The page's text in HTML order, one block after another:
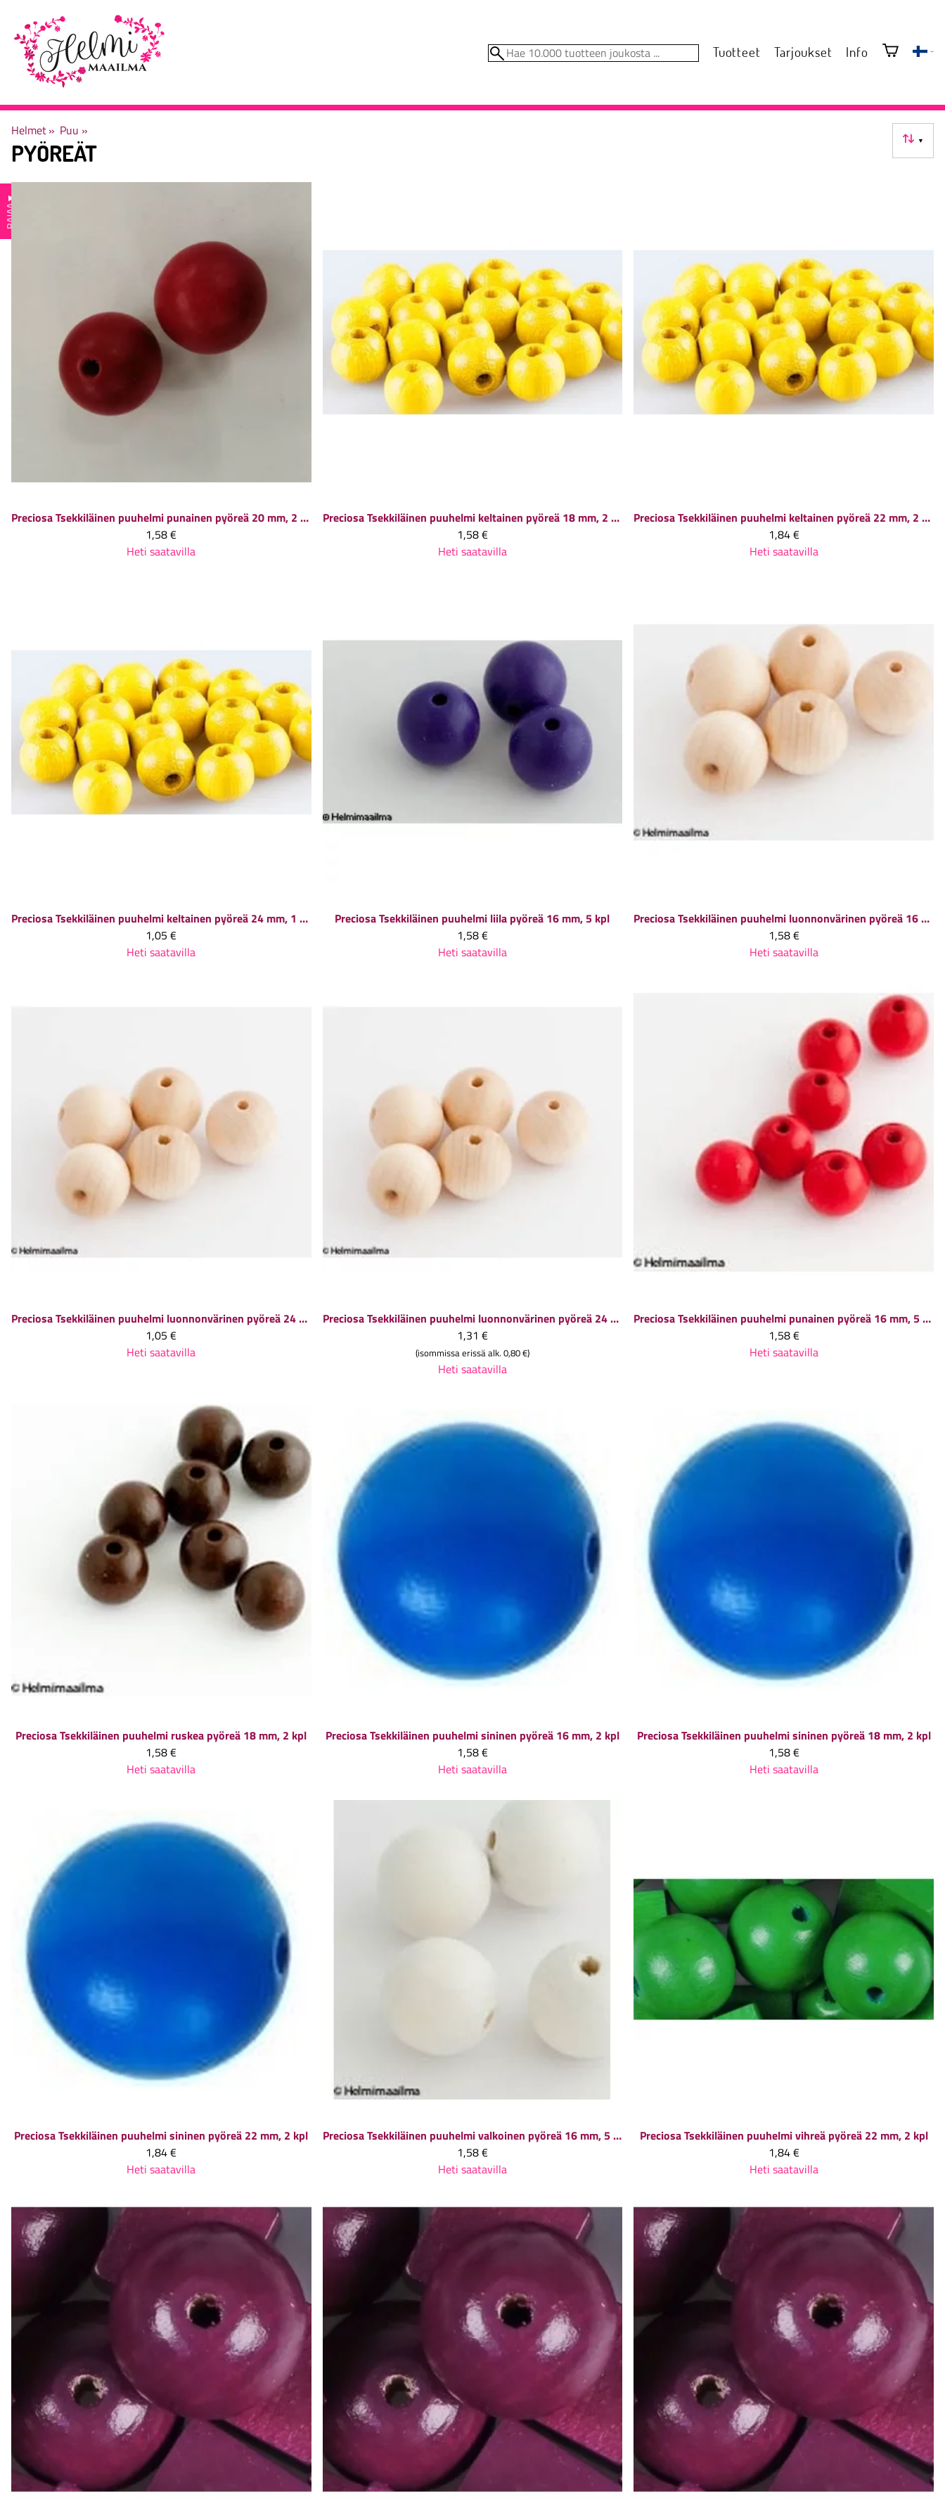
Tuotteet Tarjoukset Info
Helmet‪» Puu ‪»
▼
PYÖREÄT
RAJAA
▼
Preciosa
Tsekkiläinen puuhelmi punainen pyöreä 20 mm, 2 kpl
1,58 €
Heti saatavilla
Preciosa
Tsekkiläinen puuhelmi keltainen pyöreä 18 mm, 2 kpl
1,58 €
Heti saatavilla
Preciosa
Tsekkiläinen puuhelmi keltainen pyöreä 22 mm, 2 kpl
1,84 €
Heti saatavilla
Preciosa
Tsekkiläinen puuhelmi keltainen pyöreä 24 mm, 1 kpl
1,05 €
Heti saatavilla
PreciosaTsekkiläinen puuhelmi liila pyöreä 16 mm, 5 kpl
1,58 €
Heti saatavilla
Preciosa
Tsekkiläinen puuhelmi luonnonvärinen pyöreä 16 mm, 5 kpl
1,58 €
Heti saatavilla
Preciosa
Tsekkiläinen puuhelmi luonnonvärinen pyöreä 24 mm, 1 kpl
1,05 €
Heti saatavilla
Preciosa
Tsekkiläinen puuhelmi luonnonvärinen pyöreä 24 mm, 1 kpl
1,31 €
(isommissa erissä alk. 0,80 €)
Heti saatavilla
Preciosa
Tsekkiläinen puuhelmi punainen pyöreä 16 mm, 5 kpl
1,58 €
Heti saatavilla
PreciosaTsekkiläinen puuhelmi ruskea pyöreä 18 mm, 2 kpl
1,58 €
Heti saatavilla
PreciosaTsekkiläinen puuhelmi sininen pyöreä 16 mm, 2 kpl
1,58 €
Heti saatavilla
PreciosaTsekkiläinen puuhelmi sininen pyöreä 18 mm, 2 kpl
1,58 €
Heti saatavilla
PreciosaTsekkiläinen puuhelmi sininen pyöreä 22 mm, 2 kpl
1,84 €
Heti saatavilla
Preciosa
Tsekkiläinen puuhelmi valkoinen pyöreä 16 mm, 5 kpl
1,58 €
Heti saatavilla
PreciosaTsekkiläinen puuhelmi vihreä pyöreä 22 mm, 2 kpl
1,84 €
Heti saatavilla